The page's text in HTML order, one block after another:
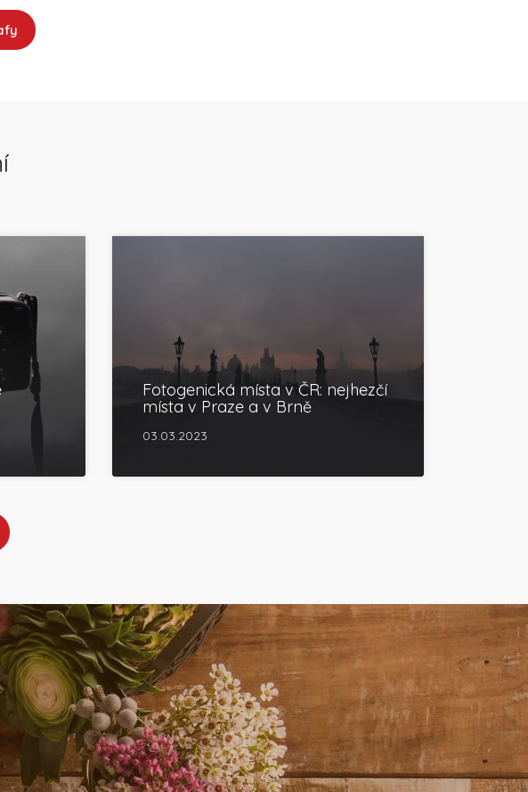
Fotogenická místa v ČR: nejhezčí
místa v Praze a v Brně
03.03.2023